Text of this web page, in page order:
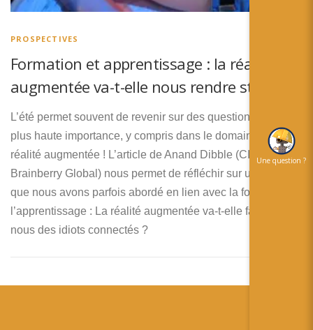
Español
PROSPECTIVES
Formation et apprentissage : la réalité
augmentée va-t-elle nous rendre stupide ?
L’été permet souvent de revenir sur des questions de la
plus haute importance, y compris dans le domaine de la
réalité augmentée ! L’article de Anand Dibble (CIO de
Brainberry Global) nous permet de réfléchir sur un point
que nous avons parfois abordé en lien avec la formation et
l’apprentissage : La réalité augmentée va-t-elle faire de
nous des idiots connectés ?
Une question ?